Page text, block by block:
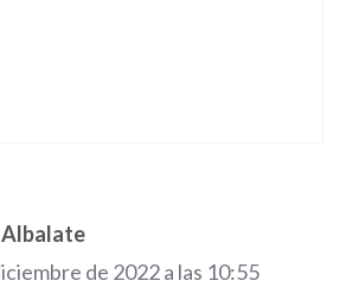
Albalate
de 2022 a las 10:55